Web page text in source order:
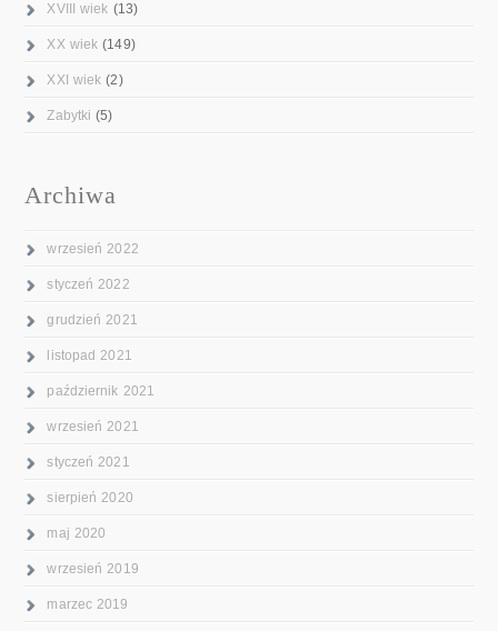
XVIII wiek (13)
XX wiek (149)
XXI wiek (2)
Zabytki (5)
Archiwa
wrzesień 2022
styczeń 2022
grudzień 2021
listopad 2021
październik 2021
wrzesień 2021
styczeń 2021
sierpień 2020
maj 2020
wrzesień 2019
marzec 2019